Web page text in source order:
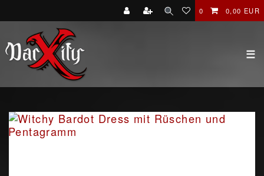
0 0,00 EUR
☰